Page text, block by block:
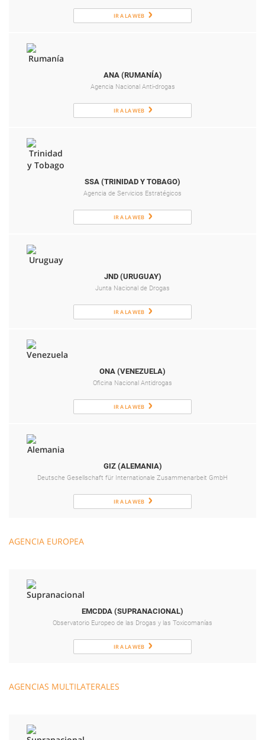
IR A LA WEB
ANA (RUMANÍA)
Agencia Nacional Anti-drogas
IR A LA WEB
SSA (TRINIDAD Y TOBAGO)
Agencia de Servicios Estratégicos
IR A LA WEB
JND (URUGUAY)
Junta Nacional de Drogas
IR A LA WEB
ONA (VENEZUELA)
Oficina Nacional Antidrogas
IR A LA WEB
GIZ (ALEMANIA)
Deutsche Gesellschaft für Internationale Zusammenarbeit GmbH
IR A LA WEB
AGENCIA EUROPEA
EMCDDA (SUPRANACIONAL)
Observatorio Europeo de las Drogas y las Toxicomanías
IR A LA WEB
AGENCIAS MULTILATERALES